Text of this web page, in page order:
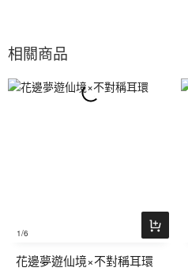
相關商品
1/6
花邊夢遊仙境×不對稱耳環